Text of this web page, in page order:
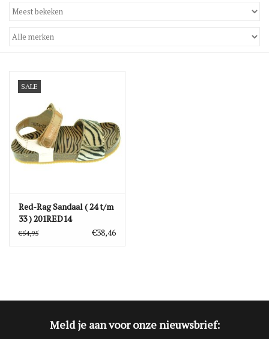
Blog
Merken
SALE
Red-Rag Sandaal ( 24 t/m
33 ) 201RED14
€54,95 €38,46
Meld je aan voor onze nieuwsbrief: